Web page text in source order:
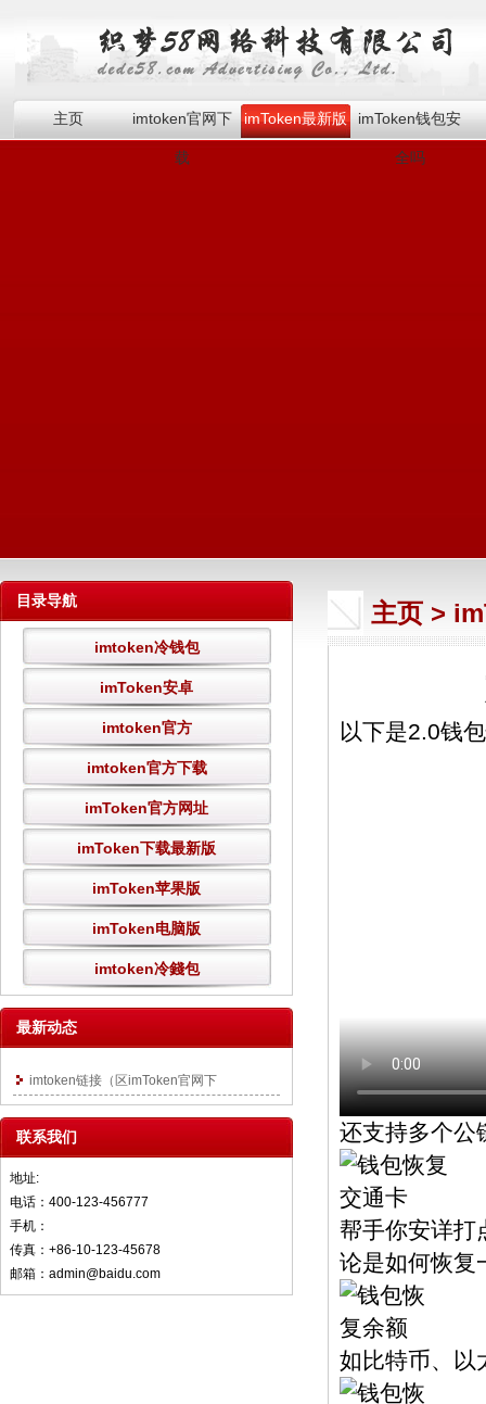
主页 imtoken官网下
载
imToken最新版 imToken钱包安
全吗
目录导航
imtoken冷钱包
imToken安卓
imtoken官方
imtoken官方下载
imToken官方网址
imToken下载最新版
imToken苹果版
imToken电脑版
imtoken冷錢包
最新动态
imtoken链接（区imToken官网下
联系我们
地址:
电话：400-123-456777
手机：
传真：+86-10-123-45678
邮箱：admin@baidu.com
主页 >
以下是2.0钱
还支持多个公
帮手你安详打
论是如何恢复
如比特币、以